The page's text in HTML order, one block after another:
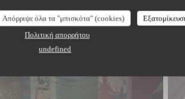
Απόρριψε όλα τα "μπισκότα" (cookies)
Πολιτική απορρήτου
undefined
SYMPA